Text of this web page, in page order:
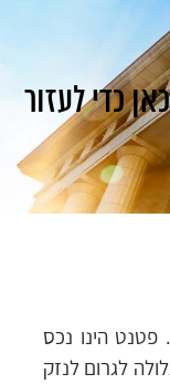
כדי לעזור
הינו נכס
לגרום לנזק